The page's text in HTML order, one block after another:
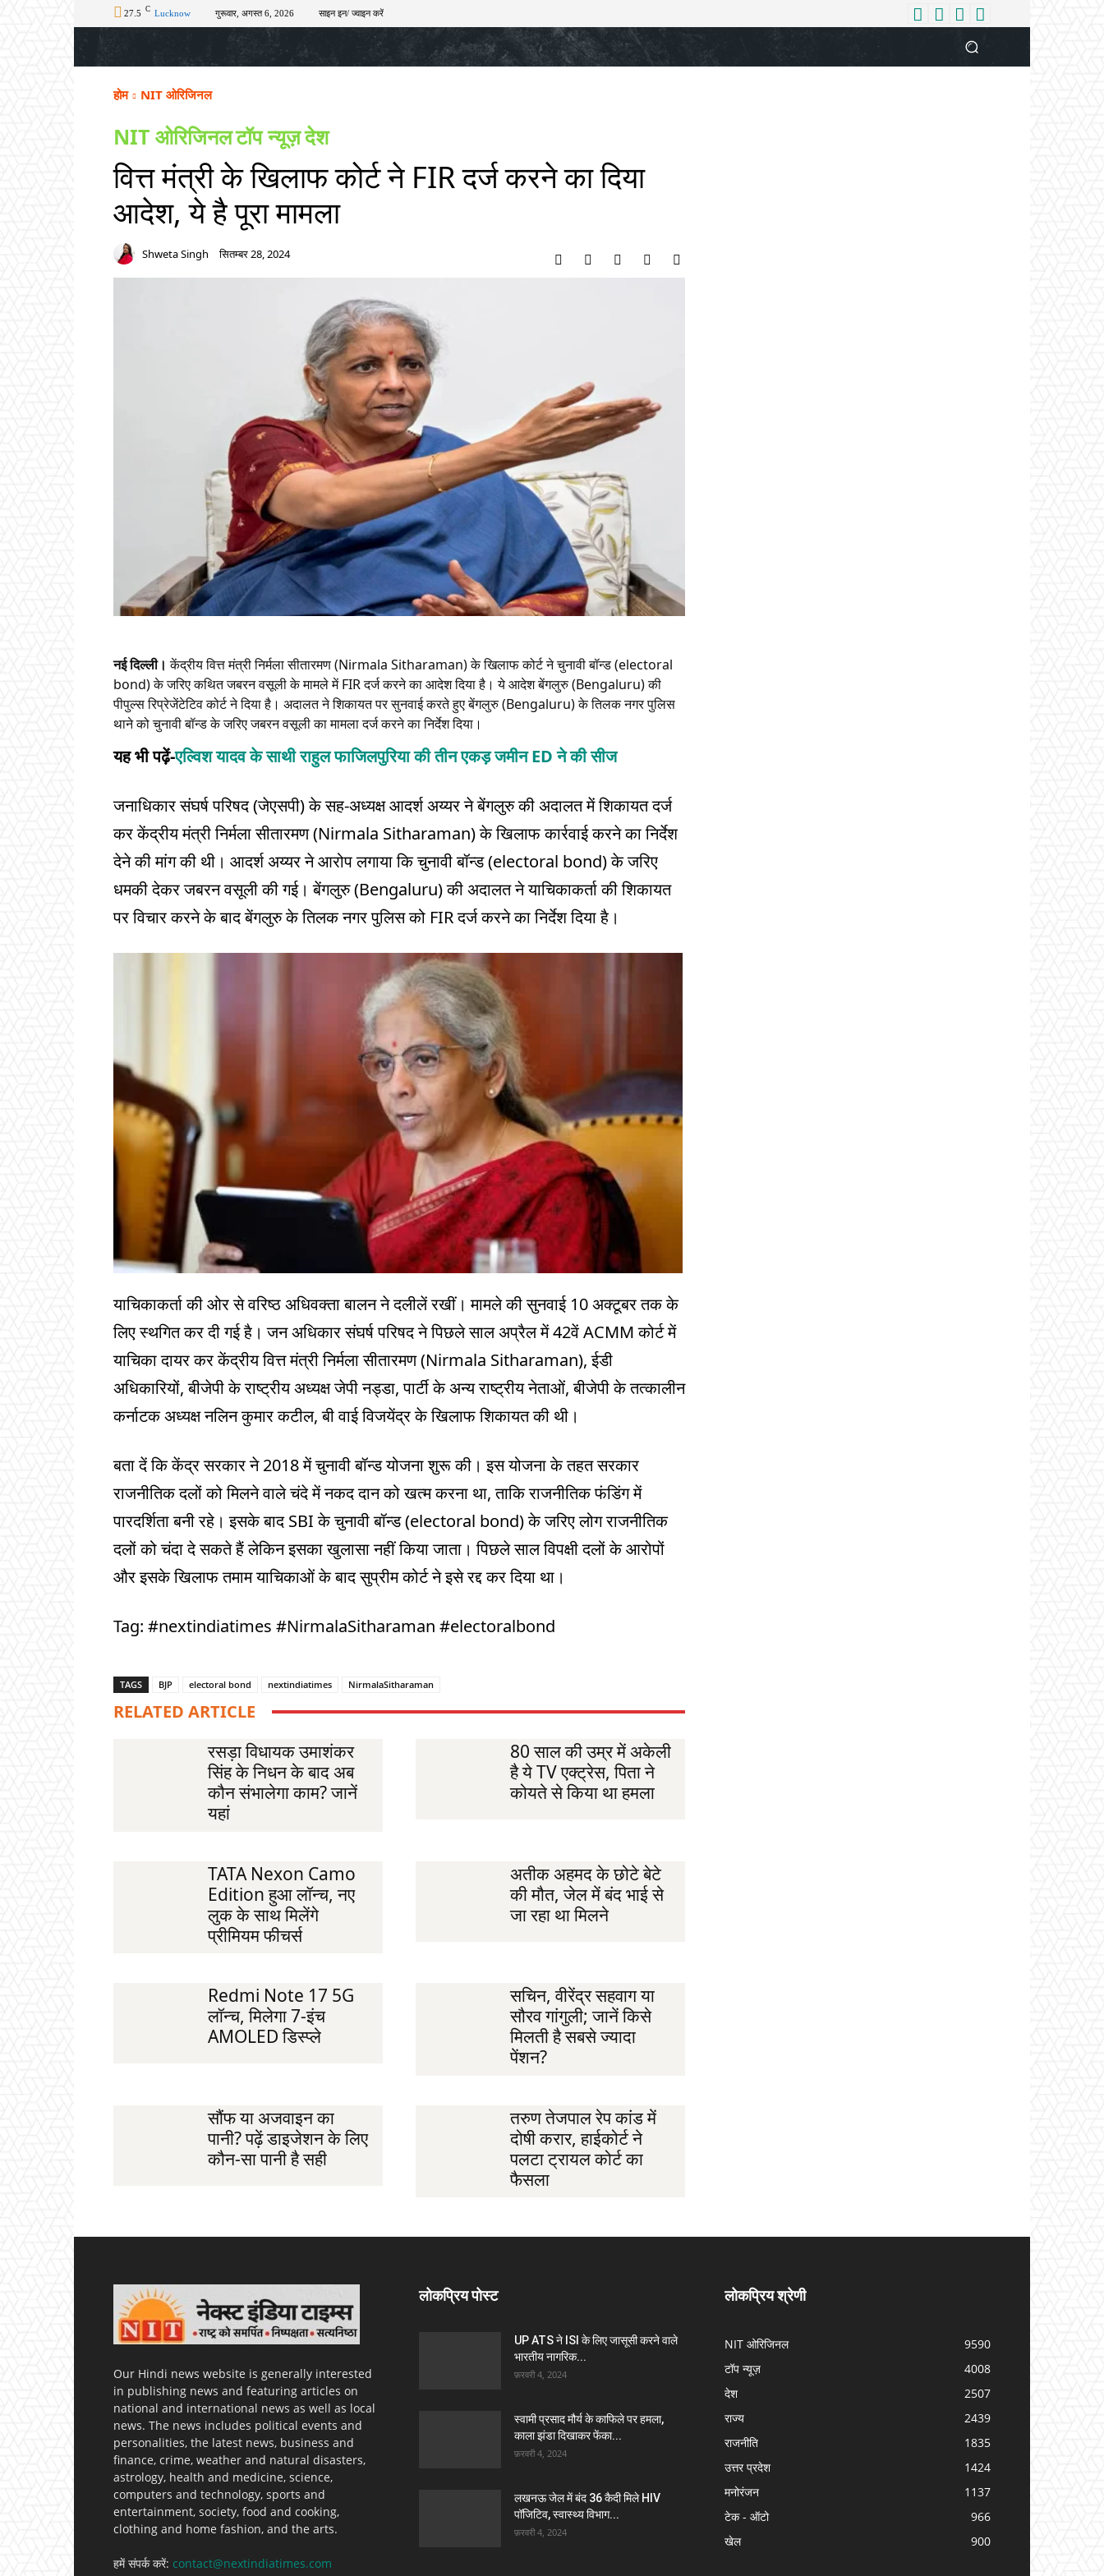
27.5 C Lucknow गुरूवार, अगस्त 6, 2026 साइन इन/ ज्वाइन करें
अपराध चुनाव खेल टेक – ऑटो राज्य मनोरंजन लाइफस्टाइल बिजनेस आपकी आवाज
होम NIT ओरिजिनल
NIT ओरिजिनलटॉप न्यूज़देश
वित्त मंत्री के खिलाफ कोर्ट ने FIR दर्ज करने का दिया
आदेश, ये है पूरा मामला
Shweta Singh सितम्बर 28, 2024
नई दिल्ली। केंद्रीय वित्त मंत्री निर्मला सीतारमण (Nirmala Sitharaman) के खिलाफ कोर्ट ने चुनावी बॉन्ड (electoral
bond) के जरिए कथित जबरन वसूली के मामले में FIR दर्ज करने का आदेश दिया है। ये आदेश बेंगलुरु (Bengaluru) की
पीपुल्स रिप्रेजेंटेटिव कोर्ट ने दिया है। अदालत ने शिकायत पर सुनवाई करते हुए बेंगलुरु (Bengaluru) के तिलक नगर पुलिस
थाने को चुनावी बॉन्ड के जरिए जबरन वसूली का मामला दर्ज करने का निर्देश दिया।
यह भी पढ़ें-एल्विश यादव के साथी राहुल फाजिलपुरिया की तीन एकड़ जमीन ED ने की सीज
जनाधिकार संघर्ष परिषद (जेएसपी) के सह-अध्यक्ष आदर्श अय्यर ने बेंगलुरु की अदालत में शिकायत दर्ज
कर केंद्रीय मंत्री निर्मला सीतारमण (Nirmala Sitharaman) के खिलाफ कार्रवाई करने का निर्देश
देने की मांग की थी। आदर्श अय्यर ने आरोप लगाया कि चुनावी बॉन्ड (electoral bond) के जरिए
धमकी देकर जबरन वसूली की गई। बेंगलुरु (Bengaluru) की अदालत ने याचिकाकर्ता की शिकायत
पर विचार करने के बाद बेंगलुरु के तिलक नगर पुलिस को FIR दर्ज करने का निर्देश दिया है।
याचिकाकर्ता की ओर से वरिष्ठ अधिवक्ता बालन ने दलीलें रखीं। मामले की सुनवाई 10 अक्टूबर तक के
लिए स्थगित कर दी गई है। जन अधिकार संघर्ष परिषद ने पिछले साल अप्रैल में 42वें ACMM कोर्ट में
याचिका दायर कर केंद्रीय वित्त मंत्री निर्मला सीतारमण (Nirmala Sitharaman), ईडी
अधिकारियों, बीजेपी के राष्ट्रीय अध्यक्ष जेपी नड्डा, पार्टी के अन्य राष्ट्रीय नेताओं, बीजेपी के तत्कालीन
कर्नाटक अध्यक्ष नलिन कुमार कटील, बी वाई विजयेंद्र के खिलाफ शिकायत की थी।
बता दें कि केंद्र सरकार ने 2018 में चुनावी बॉन्ड योजना शुरू की। इस योजना के तहत सरकार
राजनीतिक दलों को मिलने वाले चंदे में नकद दान को खत्म करना था, ताकि राजनीतिक फंडिंग में
पारदर्शिता बनी रहे। इसके बाद SBI के चुनावी बॉन्ड (electoral bond) के जरिए लोग राजनीतिक
दलों को चंदा दे सकते हैं लेकिन इसका खुलासा नहीं किया जाता। पिछले साल विपक्षी दलों के आरोपों
और इसके खिलाफ तमाम याचिकाओं के बाद सुप्रीम कोर्ट ने इसे रद्द कर दिया था।
Tag: #nextindiatimes #NirmalaSitharaman #electoralbond
TAGS BJP electoral bond nextindiatimes NirmalaSitharaman
RELATED ARTICLE
रसड़ा विधायक उमाशंकर
सिंह के निधन के बाद अब
कौन संभालेगा काम? जानें
यहां
80 साल की उम्र में अकेली
है ये TV एक्ट्रेस, पिता ने
कोयते से किया था हमला
TATA Nexon Camo
Edition हुआ लॉन्च, नए
लुक के साथ मिलेंगे
प्रीमियम फीचर्स
अतीक अहमद के छोटे बेटे
की मौत, जेल में बंद भाई से
जा रहा था मिलने
Redmi Note 17 5G
लॉन्च, मिलेगा 7-इंच
AMOLED डिस्प्ले
सचिन, वीरेंद्र सहवाग या
सौरव गांगुली; जानें किसे
मिलती है सबसे ज्यादा
पेंशन?
सौंफ या अजवाइन का
पानी? पढ़ें डाइजेशन के लिए
कौन-सा पानी है सही
तरुण तेजपाल रेप कांड में
दोषी करार, हाईकोर्ट ने
पलटा ट्रायल कोर्ट का
फैसला
Our Hindi news website is generally interested
in publishing news and featuring articles on
national and international news as well as local
news. The news includes political events and
personalities, the latest news, business and
finance, crime, weather and natural disasters,
astrology, health and medicine, science,
computers and technology, sports and
entertainment, society, food and cooking,
clothing and home fashion, and the arts.
हमें संपर्क करें: contact@nextindiatimes.com
लोकप्रिय पोस्ट
UP ATS ने ISI के लिए जासूसी करने वाले
भारतीय नागरिक...
फ़रवरी 4, 2024
स्वामी प्रसाद मौर्य के काफिले पर हमला,
काला झंडा दिखाकर फेंका...
फ़रवरी 4, 2024
लखनऊ जेल में बंद 36 कैदी मिले HIV
पॉजिटिव, स्वास्थ्य विभाग...
फ़रवरी 4, 2024
लोकप्रिय श्रेणी
NIT ओरिजिनल
9590
टॉप न्यूज़
4008
देश
2507
राज्य
2439
राजनीति
1835
उत्तर प्रदेश
1424
मनोरंजन
1137
टेक - ऑटो
966
खेल
900